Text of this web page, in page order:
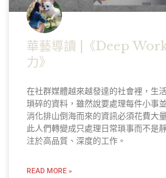
華藝導讀 |《Deep
力》
在社群媒體越來越發達的社會裡，生
瑣碎的資料，雖然說要處理每件小事
消化排山倒海而來的資訊必須花費大
此人們轉變成只處理日常瑣事而不是
注於高品質、深度的工作。
READ MORE »